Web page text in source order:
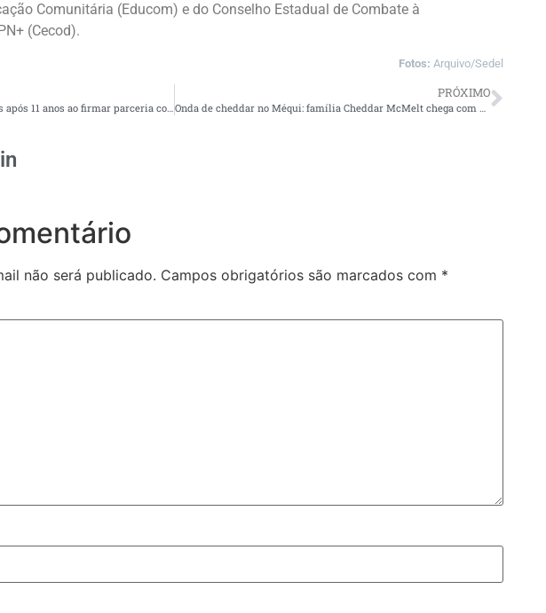
Comunitária (Educom) e do Conselho Estadual de Combate à
(Cecod).
Fotos: Arquivo/Sedel
PRÓXIMO
não será publicado. Campos obrigatórios são marcados com *